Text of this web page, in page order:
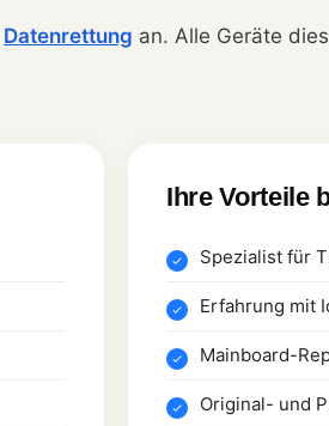
Datenrettung an. Alle Geräte
Ihre Vorteile
Spezialist für
Erfahrung mit
Mainboard-
Original- und